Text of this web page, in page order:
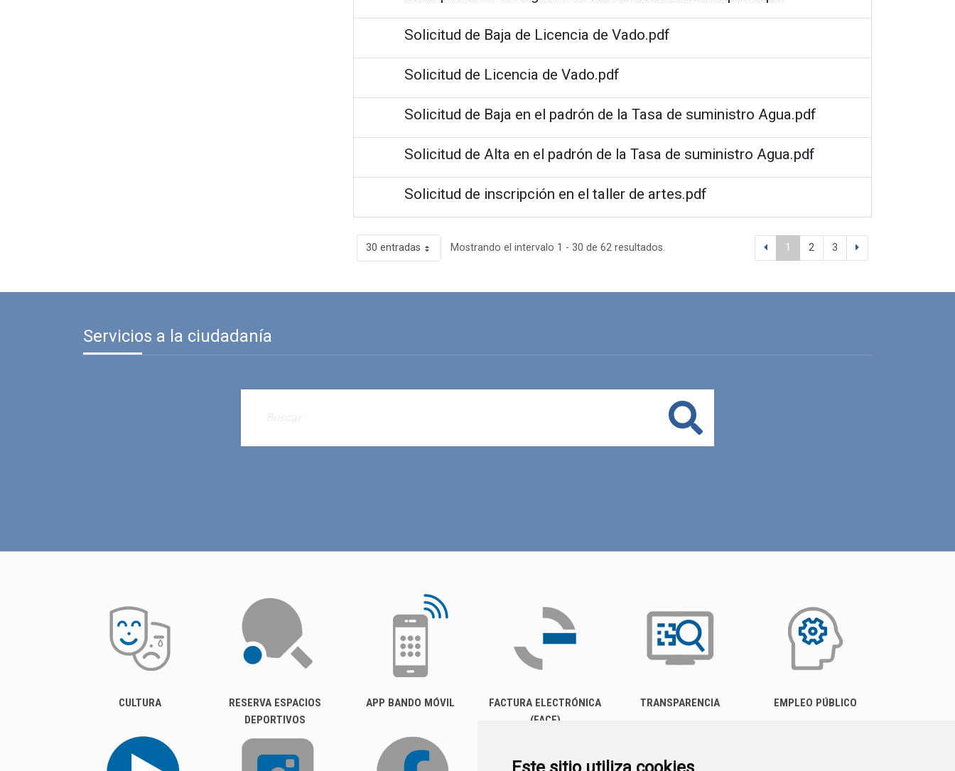
Solicitud de Baja de Licencia de Vado.pdf
Solicitud de Licencia de Vado.pdf
Solicitud de Baja en el padrón de la Tasa de suministro Agua.pdf
Solicitud de Alta en el padrón de la Tasa de suministro Agua.pdf
Solicitud de inscripción en el taller de artes.pdf
30 entradas Mostrando el intervalo 1 - 30 de 62 resultados. 1 2 3
Servicios a la ciudadanía
Buscar
CULTURA
RESERVA ESPACIOS
DEPORTIVOS
APP BANDO MÓVIL
FACTURA ELECTRÓNICA
(FACE)
TRANSPARENCIA EMPLEO PÚBLICO